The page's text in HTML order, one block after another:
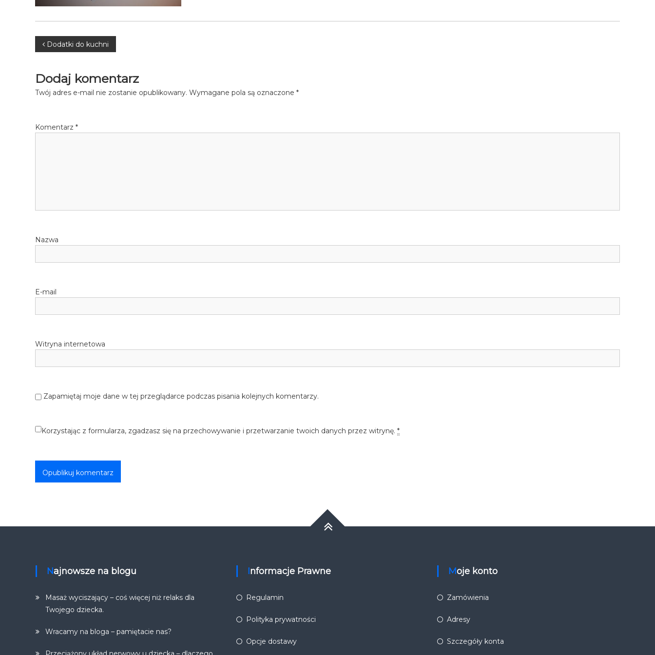
Nawigacja
Dodatki do kuchni
Dodaj komentarz
Twój adres e-mail nie zostanie opublikowany. Wymagane pola są oznaczone *
Komentarz *
Nazwa
E-mail
Witryna internetowa
Zapamiętaj moje dane w tej przeglądarce podczas pisania kolejnych komentarzy.
Korzystając z formularza, zgadzasz się na przechowywanie i przetwarzanie twoich danych przez witrynę. *
Najnowsze na blogu
Masaż wyciszający – coś więcej niż relaks dla
Twojego dziecka.
Wracamy na bloga – pamiętacie nas?
Informacje Prawne
Regulamin
Polityka prywatności
Opcje dostawy
Moje konto
Zamówienia
Adresy
Szczegóły konta